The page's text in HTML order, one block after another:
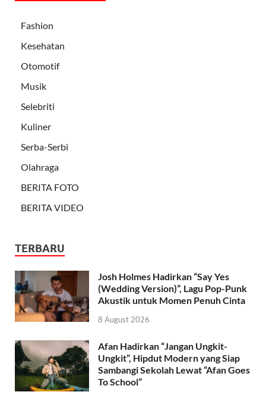
Fashion
Kesehatan
Otomotif
Musik
Selebriti
Kuliner
Serba-Serbi
Olahraga
BERITA FOTO
BERITA VIDEO
TERBARU
Josh Holmes Hadirkan “Say Yes
(Wedding Version)”, Lagu Pop-Punk
Akustik untuk Momen Penuh Cinta
8 August 2026
Afan Hadirkan “Jangan Ungkit-
Ungkit”, Hipdut Modern yang Siap
Sambangi Sekolah Lewat “Afan Goes
To School”